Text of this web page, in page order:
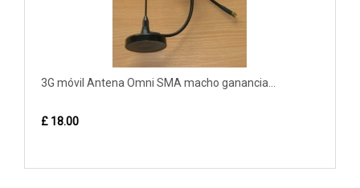
3G móvil Antena Omni SMA macho ganancia...
£ 18.00